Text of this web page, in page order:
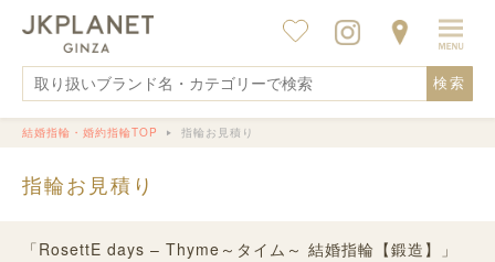
検索
結婚指輪・婚約指輪TOP 指輪お見積り
指輪お見積り
「RosettE days – Thyme～タイム～ 結婚指輪【鍛造】」